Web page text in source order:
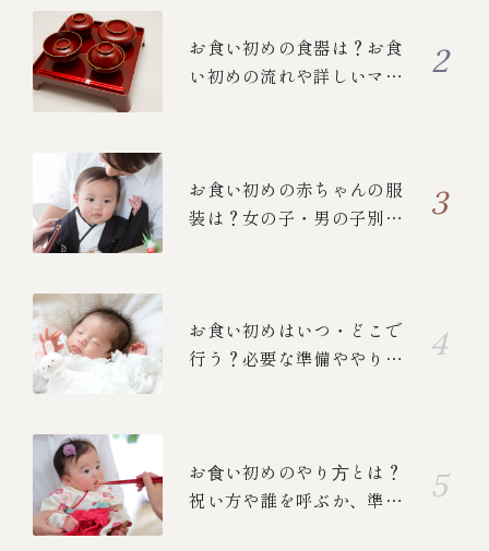
お食い初めの食器は？お食
い初めの流れや詳しいマナ
お食い初めの赤ちゃんの服
装は？女の子・男の子別の
お食い初めはいつ・どこで
行う？必要な準備ややり
お⾷い初めのやり⽅とは？
祝い方や誰を呼ぶか、準